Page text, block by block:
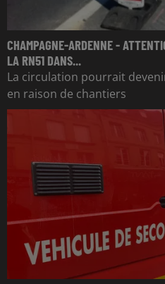
CHAMPAGNE-ARDENNE -
LA RN51 DANS...
La circulation pourrait
en raison de chantiers